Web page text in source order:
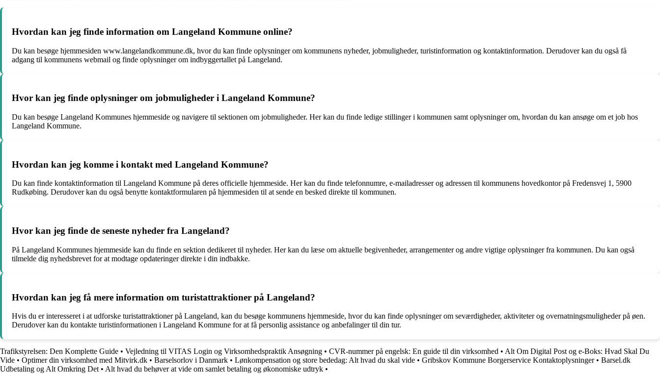
Hvordan kan jeg finde information om Langeland Kommune online?
Du kan besøge hjemmesiden www.langelandkommune.dk, hvor du kan finde oplysninger om kommunens nyheder, jobmuligheder, turistinformation og kontaktinformation. Derudover kan du også få
adgang til kommunens webmail og finde oplysninger om indbyggertallet på Langeland.
Hvor kan jeg finde oplysninger om jobmuligheder i Langeland Kommune?
Du kan besøge Langeland Kommunes hjemmeside og navigere til sektionen om jobmuligheder. Her kan du finde ledige stillinger i kommunen samt oplysninger om, hvordan du kan ansøge om et job hos
Langeland Kommune.
Hvordan kan jeg komme i kontakt med Langeland Kommune?
Du kan finde kontaktinformation til Langeland Kommune på deres officielle hjemmeside. Her kan du finde telefonnumre, e-mailadresser og adressen til kommunens hovedkontor på Fredensvej 1, 5900
Rudkøbing. Derudover kan du også benytte kontaktformularen på hjemmesiden til at sende en besked direkte til kommunen.
Hvor kan jeg finde de seneste nyheder fra Langeland?
På Langeland Kommunes hjemmeside kan du finde en sektion dedikeret til nyheder. Her kan du læse om aktuelle begivenheder, arrangementer og andre vigtige oplysninger fra kommunen. Du kan også
tilmelde dig nyhedsbrevet for at modtage opdateringer direkte i din indbakke.
Hvordan kan jeg få mere information om turistattraktioner på Langeland?
Hvis du er interesseret i at udforske turistattraktioner på Langeland, kan du besøge kommunens hjemmeside, hvor du kan finde oplysninger om seværdigheder, aktiviteter og overnatningsmuligheder på øen.
Derudover kan du kontakte turistinformationen i Langeland Kommune for at få personlig assistance og anbefalinger til din tur.
Trafikstyrelsen: Den Komplette Guide • Vejledning til VITAS Login og Virksomhedspraktik Ansøgning • CVR-nummer på engelsk: En guide til din virksomhed • Alt Om Digital Post og e-Boks: Hvad Skal Du
Vide • Optimer din virksomhed med Mitvirk.dk • Barselsorlov i Danmark • Lønkompensation og store bededag: Alt hvad du skal vide • Gribskov Kommune Borgerservice Kontaktoplysninger• Barsel.dk
Udbetaling og Alt Omkring Det • Alt hvad du behøver at vide om samlet betaling og økonomiske udtryk •